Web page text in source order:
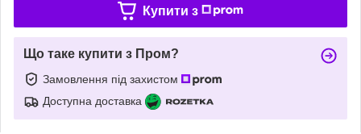
Купити з
Що таке купити з Пром?
Замовлення під захистом
Доступна доставка